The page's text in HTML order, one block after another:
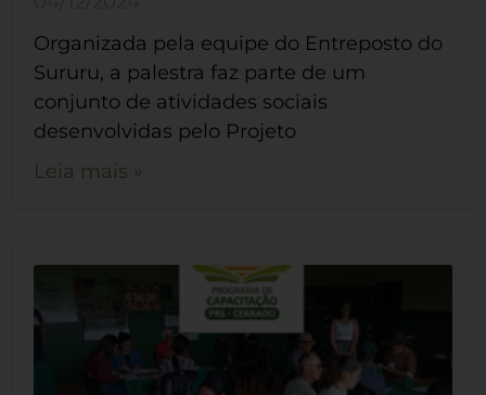
Organizada pela equipe do Entreposto do
Sururu, a palestra faz parte de um
conjunto de atividades sociais
desenvolvidas pelo Projeto
Leia mais »